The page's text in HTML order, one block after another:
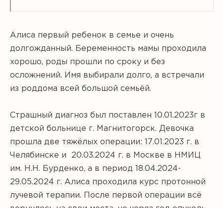
Алиса первый ребенок в семье и очень
долгожданный. Беременность мамы проходила
хорошо, роды прошли по сроку и без
осложнений. Имя выбирали долго, а встречали
из роддома всей большой семьёй.
Страшный диагноз был поставлен 10.01.2023г в
детской больнице г. Магнитогорск. Девочка
прошла две тяжёлых операции: 17.01.2023 г. в
Челябинске и 20.03.2024 г. в Москве в НМИЦ
им. Н.Н. Бурденко, а в период 18.04.2024-
29.05.2024 г. Алиса проходила курс протонной
лучевой терапии. После первой операции всё